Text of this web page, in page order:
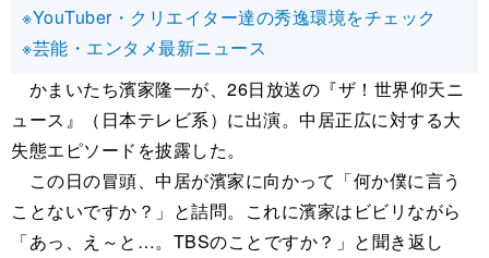
※YouTuber・クリエイター達の秀逸環境をチェック
※芸能・エンタメ最新ニュース
かまいたち濱家隆一が、26日放送の『ザ！世界仰天ニ
ュース』（日本テレビ系）に出演。中居正広に対する大
失態エピソードを披露した。
この日の冒頭、中居が濱家に向かって「何か僕に言う
ことないですか？」と詰問。これに濱家はビビリながら
「あっ、え～と…。TBSのことですか？」と聞き返し